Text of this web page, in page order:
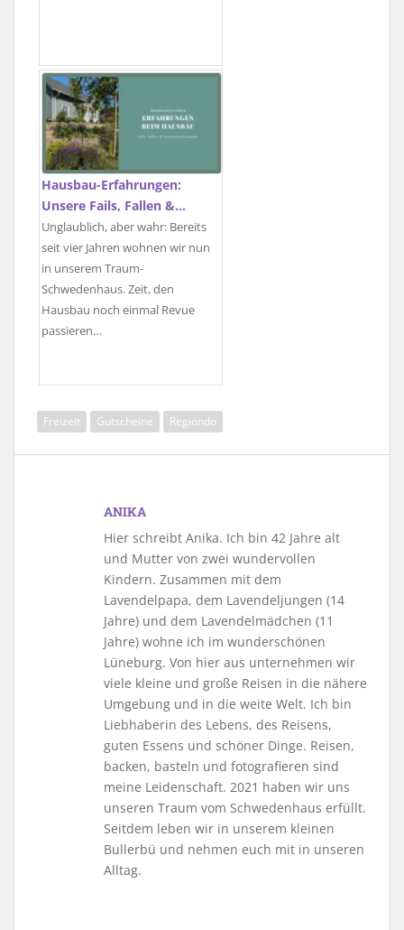
Hausbau-Erfahrungen:
Unsere Fails, Fallen &…
Unglaublich, aber wahr: Bereits
seit vier Jahren wohnen wir nun
in unserem Traum-
Schwedenhaus. Zeit, den
Hausbau noch einmal Revue
passieren…
Freizeit Gutscheine Regiondo
ANIKA
Hier schreibt Anika. Ich bin 42 Jahre alt
und Mutter von zwei wundervollen
Kindern. Zusammen mit dem
Lavendelpapa, dem Lavendeljungen (14
Jahre) und dem Lavendelmädchen (11
Jahre) wohne ich im wunderschönen
Lüneburg. Von hier aus unternehmen wir
viele kleine und große Reisen in die nähere
Umgebung und in die weite Welt. Ich bin
Liebhaberin des Lebens, des Reisens,
guten Essens und schöner Dinge. Reisen,
backen, basteln und fotografieren sind
meine Leidenschaft. 2021 haben wir uns
unseren Traum vom Schwedenhaus erfüllt.
Seitdem leben wir in unserem kleinen
Bullerbü und nehmen euch mit in unseren
Alltag.